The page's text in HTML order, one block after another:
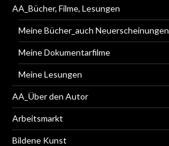
AA_Bücher, Filme, Lesungen
Meine Bücher_auch Neuerscheinungen
Meine Dokumentarfilme
Meine Lesungen
AA_Über den Autor
Arbeitsmarkt
Bildene Kunst